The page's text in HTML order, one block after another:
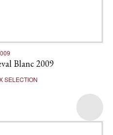
Blanc 2009
SELECTION